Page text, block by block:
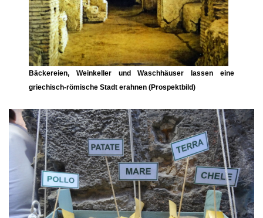
Bäckereien, Weinkeller und Waschhäuser lassen eine
griechisch-römische Stadt erahnen (Prospektbild)